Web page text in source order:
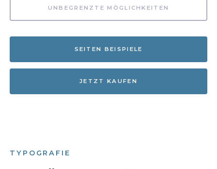
UNBEGRENZTE MÖGLICHKEITEN
SEITEN BEISPIELE
JETZT KAUFEN
TYPOGRAFIE